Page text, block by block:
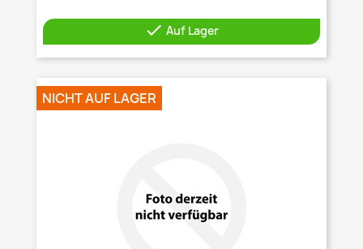
 Auf Lager
NICHT AUF LAGER